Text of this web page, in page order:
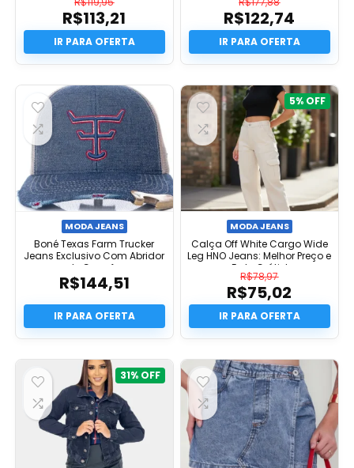
O
preço
original
era:
R$113,21
O
preço
atual
R$113,21.
O
preço
original
era:
R$122,74
O
preço
atual
R$122,74.
MODA JEANS
Boné Texas Farm Trucker
Jeans Exclusivo Com Abridor
de Garrafa
R$144,51
5%
MODA JEANS
Calça Off White Cargo Wide
Leg HNO Jeans: Melhor Preço e
Frete Grátis!
R$78,97
O
preço
original
era:
R$75,02
O
preço
atual
R$75,02.
31%